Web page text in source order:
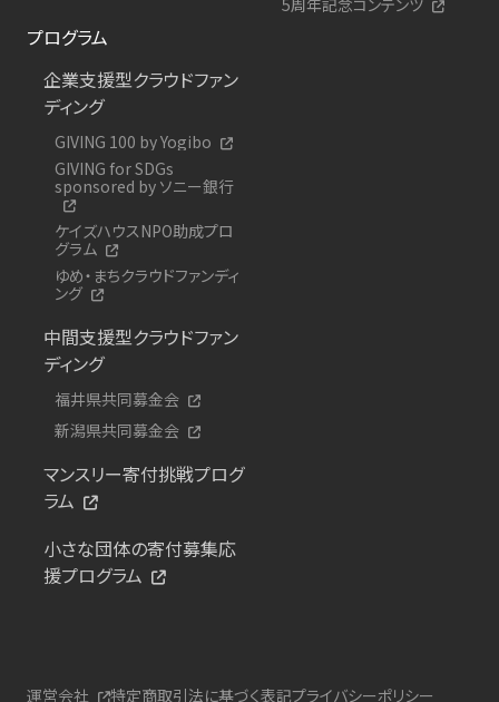
プログラム
企業支援型クラウドファン
ディング
GIVING 100 by Yogibo
GIVING for SDGs
sponsored by ソニー銀行
ケイズハウスNPO助成プロ
グラム
ゆめ・まちクラウドファンディ
ング
中間支援型クラウドファン
ディング
福井県共同募金会
新潟県共同募金会
マンスリー寄付挑戦プログ
ラム
小さな団体の寄付募集応
援プログラム
運営会社 特定商取引法に基づく表記プライバシーポリシー